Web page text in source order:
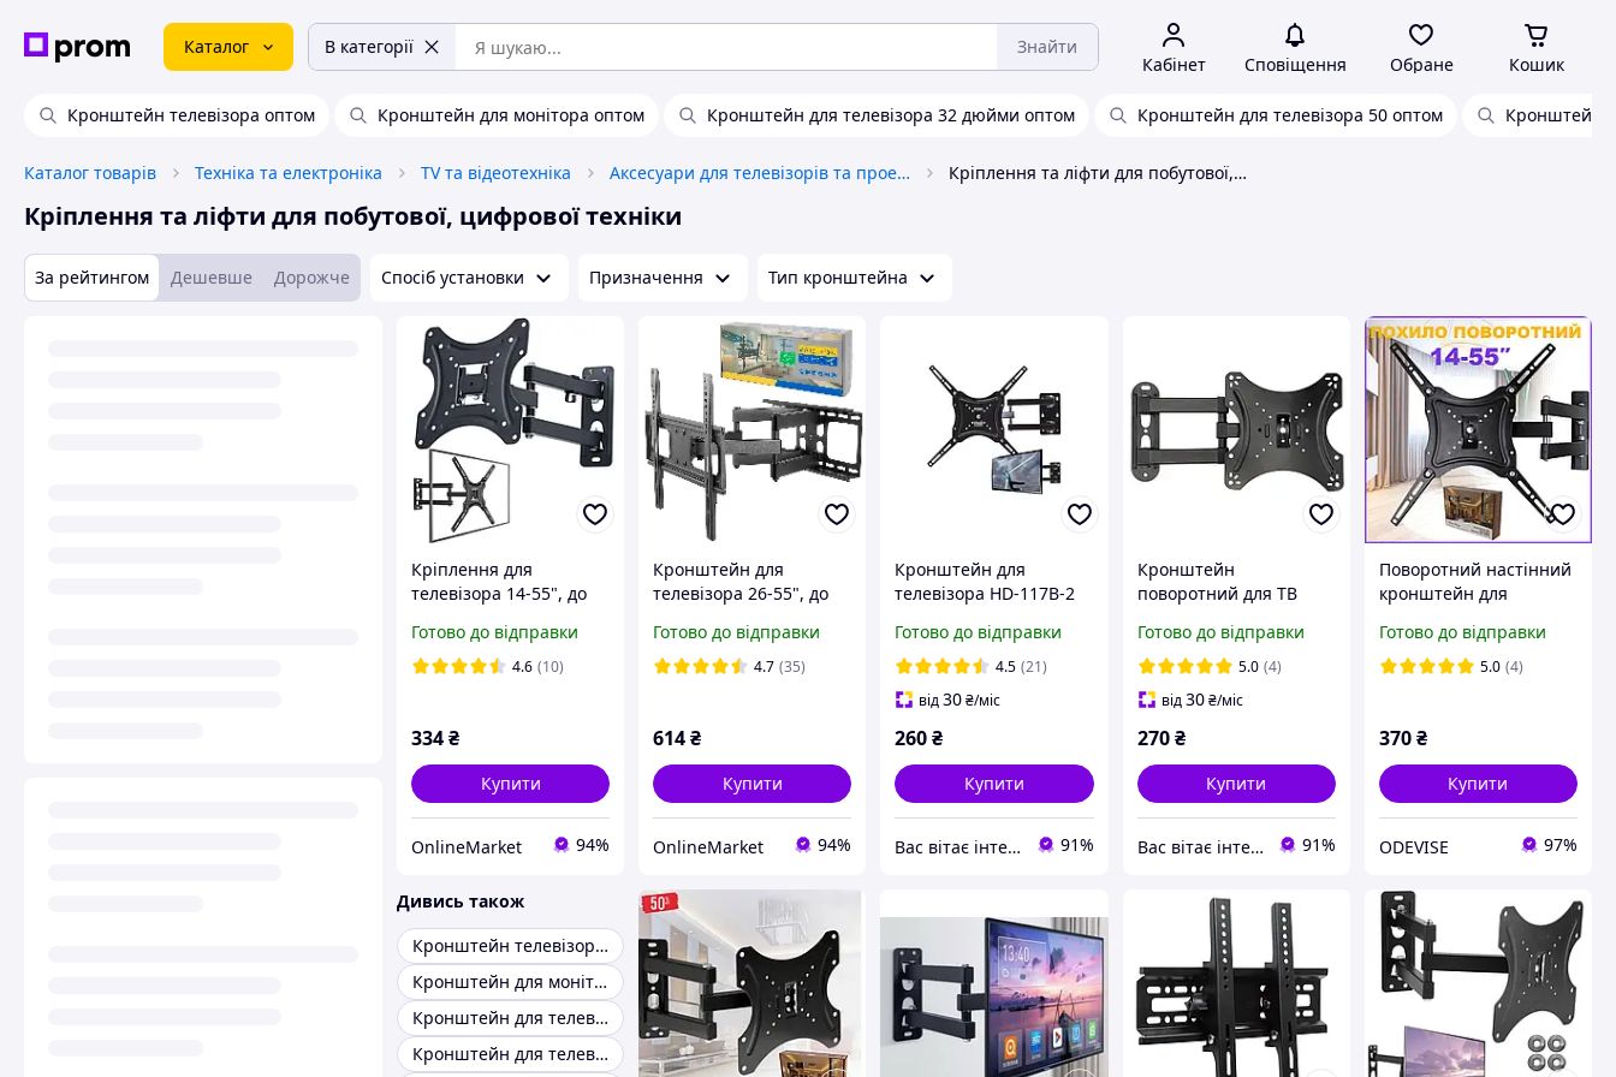
Каталог В категорії Знайти
Кабінет Сповіщення Обране Кошик
Кронштейн телевізора оптом Кронштейн для монітора оптом Кронштейн для телевізора 32 дюйми оптом Кронштейн для телевізора 50 оптом Кронштейн
Каталог товарів Техніка та електроніка TV та відеотехніка Аксесуари для телевізорів та проекторів Кріплення та ліфти для побутової, цифрової техніки оптом
Кріплення та ліфти для побутової, цифрової техніки
За рейтингом Дешевше Дорожче Спосіб установки Призначення Тип кронштейна
Кріплення для
телевізора 14-55", до
Чорний / Настінний
поворотний
Готово до відправки
4.6 (10)
334₴
Купити
OnlineMarket 94%
Кронштейн для
телевізора 26-55", до
Поворотний
кронштейн для тв /
Готово до відправки
4.7 (35)
614₴
Купити
OnlineMarket 94%
Кронштейн для
телевізора HD-117B-2
Готово до відправки
4.5 (21)
від30₴/міс
260₴
Купити
Вас вітає інтернет магазин SvetOn! 91%
Кронштейн
поворотний для ТВ
кг
Готово до відправки
5.0 (4)
від30 ₴/міс
270 ₴
Купити
Вас вітає інтернет магазин SvetOn! 91%
Поворотний настінний
кронштейн для
Металеве кріплення
кронштейн для
Готово до відправки
5.0 (4)
370₴
Купити
ODEVISE 97%
Дивись також
Кронштейн телевізора оптом
Кронштейн для монітора оптом
Кронштейн для телевізора 32 дюйми оптом
Кронштейн для телевізора 50 оптом